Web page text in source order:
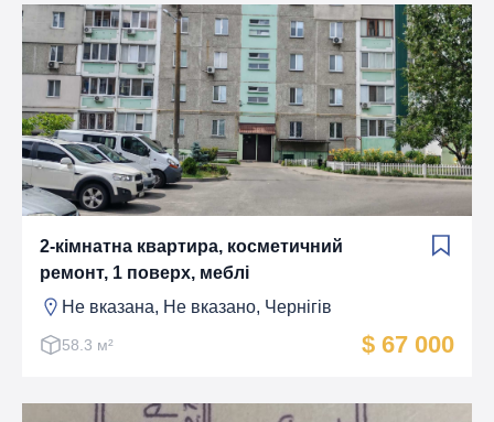
2-кімнатна квартира, косметичний
ремонт, 1 поверх, меблі
Не вказана, Не вказано, Чернігів
58.3 м² $ 67 000